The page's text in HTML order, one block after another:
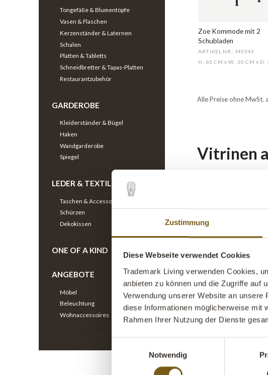
Zustimmung
Diese Webseite verwendet Cookies
Trademark Living verwenden Cookies,
anbieten zu können und die Zugriffe auf
Verwendung unserer Website an
diese Informationen möglicherweise mit
Rahmen Ihrer Nutzung der Dienste
Notwendig
Tongefäße & Blumentöpfe
Vasen & Flaschen
Kerzenständer & Laternen
Schalen
Platten & Tabletts
Schneidbretter & Tapas-Platten
Restaurantzubehör
GARDEROBE
Kleiderständer & Bügel
Haken
Wandgarderobe
Spiegel
LEDER & TEXTILIEN
Taschen & Accessoires
Schürzen
Dekokissen
ONE OF A KIND
ANGEBOTE
Möbel
Beleuchtung
Wohnaccessoires
Zoe Kommode mit 2
Schubladen
ARTIKEL NR.: M0543
H: 65 CM X W: 30 CMX D:
Alle Preise ohne MwSt.
Vitrinen
Eine Vitrine aus
machen diese
Typische Inhalte sind:
Flaschen
Bücher,
Viele nutzen